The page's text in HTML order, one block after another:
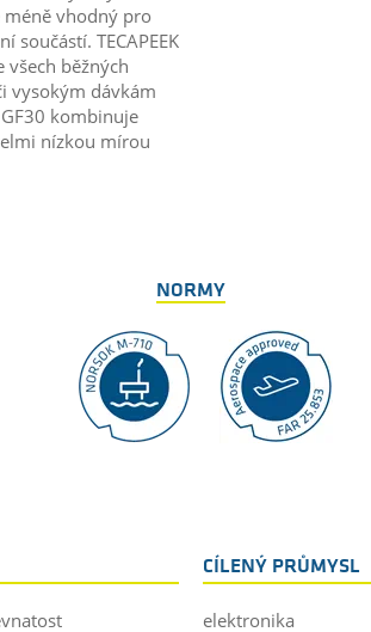
méně vhodný pro
TECAPEEK
běžných
vysokým dávkám
GF30 kombinuje
nízkou mírou
NORMY
CÍLENÝ PRŮMYSL
elektronika